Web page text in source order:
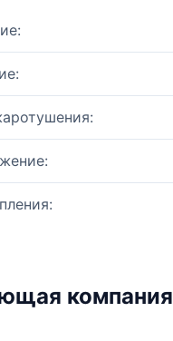
компания